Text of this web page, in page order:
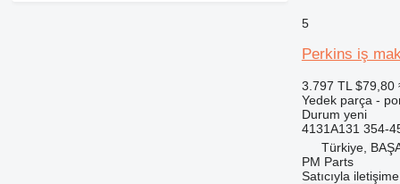
5
Perkins iş
3.797 TL $79,80
Yedek parça -
Durum yeni
4131A131 354-
Türkiye,
PM Parts
Satıcıyla